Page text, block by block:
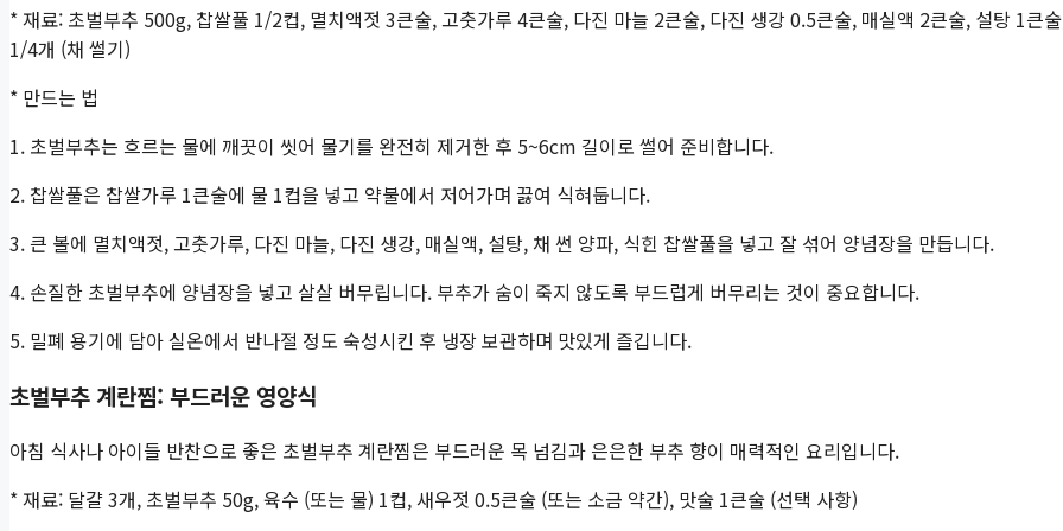
* 재료: 초벌부추 500g, 찹쌀풀 1/2컵, 멸치액젓 3큰술, 고춧가루 4큰술, 다진 마늘 2큰술, 다진 생강 0.5큰술, 매실액 2큰술, 설탕 1큰
1/4개 (채 썰기)
* 만드는 법
1. 초벌부추는 흐르는 물에 깨끗이 씻어 물기를 완전히 제거한 후 5~6cm 길이로 썰어 준비합니다.
2. 찹쌀풀은 찹쌀가루 1큰술에 물 1컵을 넣고 약불에서 저어가며 끓여 식혀둡니다.
3. 큰 볼에 멸치액젓, 고춧가루, 다진 마늘, 다진 생강, 매실액, 설탕, 채 썬 양파, 식힌 찹쌀풀을 넣고 잘 섞어 양념장을 만듭니다.
4. 손질한 초벌부추에 양념장을 넣고 살살 버무립니다. 부추가 숨이 죽지 않도록 부드럽게 버무리는 것이 중요합니다.
5. 밀폐 용기에 담아 실온에서 반나절 정도 숙성시킨 후 냉장 보관하며 맛있게 즐깁니다.
초벌부추 계란찜: 부드러운 영양식
아침 식사나 아이들 반찬으로 좋은 초벌부추 계란찜은 부드러운 목 넘김과 은은한 부추 향이 매력적인 요리입니다.
* 재료: 달걀 3개, 초벌부추 50g, 육수 (또는 물) 1컵, 새우젓 0.5큰술 (또는 소금 약간), 맛술 1큰술 (선택 사항)